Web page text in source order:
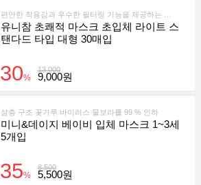
유니참 초쾌적 마스크 초입체 라이트 스
탠다드 타입 대형 30매입
13,000
30% 9,000원
삼층 구조 꽃가루 바이러스 물보라를 99 % 인하
미니&데이지 베이비 입체 마스크 1~3세
5개입
8,500
35% 5,500원